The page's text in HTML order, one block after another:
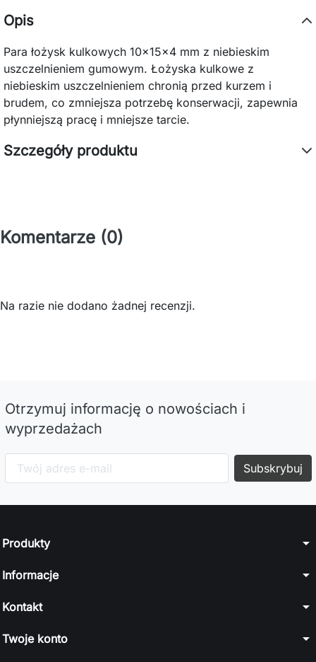
Opis
Para łożysk kulkowych 10x15x4 mm z niebieskim
uszczelnieniem gumowym. Łożyska kulkowe z
niebieskim uszczelnieniem chronią przed kurzem i
brudem, co zmniejsza potrzebę konserwacji, zapewnia
płynniejszą pracę i mniejsze tarcie.
Szczegóły produktu
Komentarze (0)
Na razie nie dodano żadnej recenzji.
Otrzymuj informację o nowościach i
wyprzedażach
Produkty arrow_drop_down
Informacje arrow_drop_down
Kontakt arrow_drop_down
Twoje konto arrow_drop_down